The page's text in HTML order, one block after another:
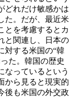
どれだけ敏感かは
た。だが、最近米
とを考慮するとカ
と関連し、日本の
対する米国の“韓
た。韓国の歴史
なっているという
から見ると現実的
後も米国の外交政